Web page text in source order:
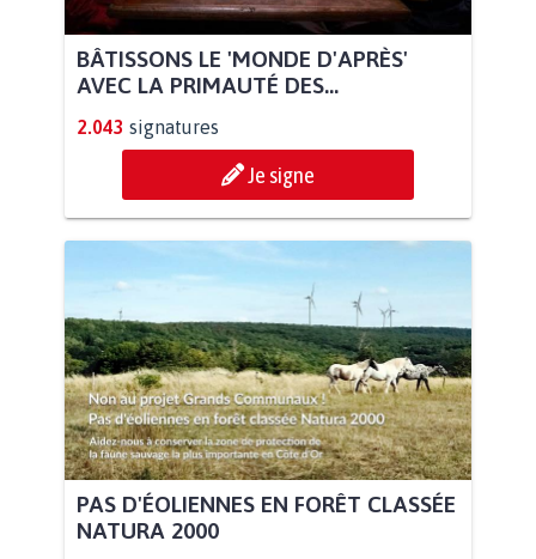
BÂTISSONS LE 'MONDE D'APRÈS'
AVEC LA PRIMAUTÉ DES...
2.043 signatures
Je signe
PAS D'ÉOLIENNES EN FORÊT CLASSÉE
NATURA 2000